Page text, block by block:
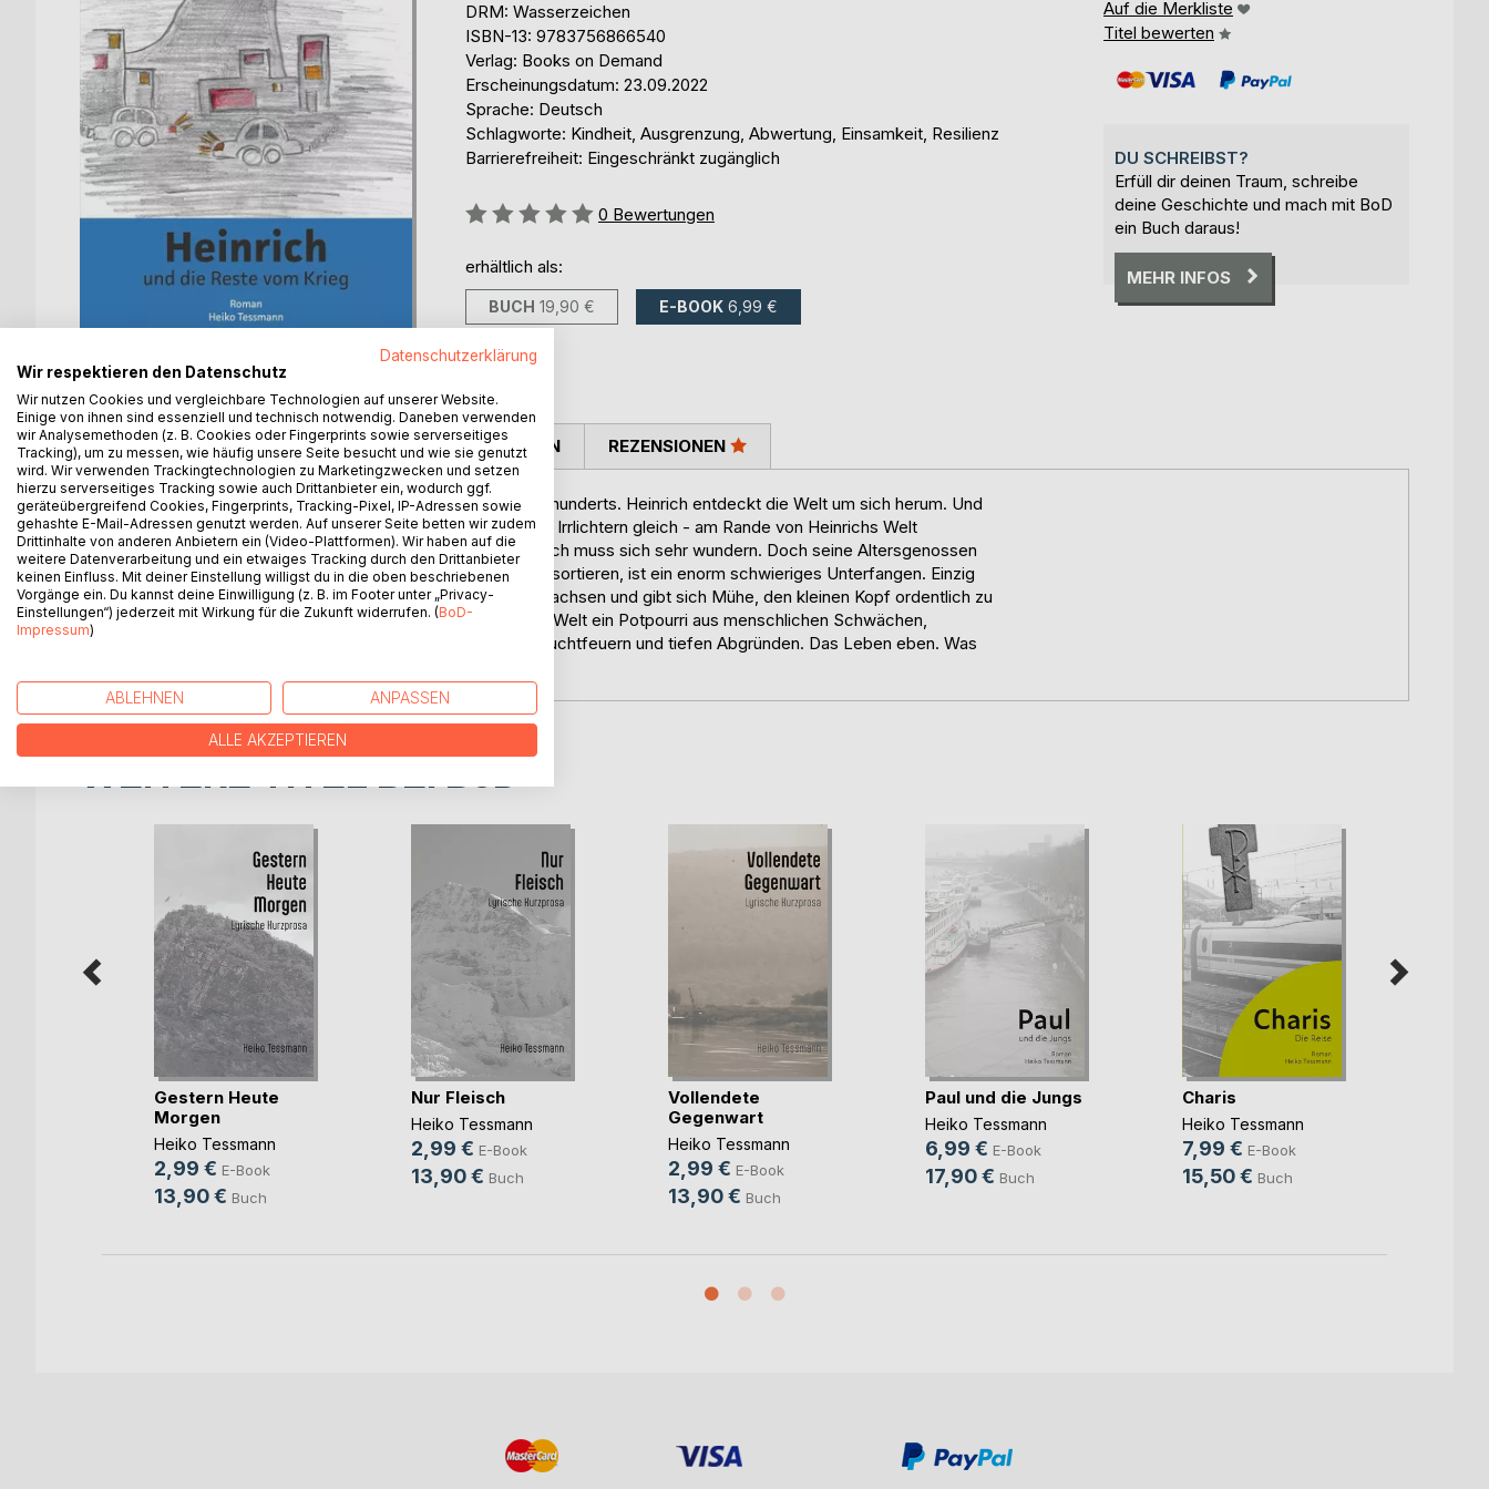
DRM: Wasserzeichen
ISBN-13: 9783756866540
Verlag: Books on Demand
Erscheinungsdatum: 23.09.2022
Sprache: Deutsch
Schlagworte: Kindheit, Ausgrenzung, Abwertung, Einsamkeit, Resilienz
Barrierefreiheit: Eingeschränkt zugänglich
Bewertung::
0 Bewertungen
erhältlich als:
BUCH 19,90 € E-BOOK 6,99 €
Auf die Merkliste
Titel bewerten
DU SCHREIBST?
Erfüll dir deinen Traum, schreibe
deine Geschichte und mach mit BoD
ein Buch daraus!
MEHR INFOS
BESCHREIBUNG
^Irgendwann gegen Ende der 60er-Jahre des letzten Jahrhunderts. Heinrich entdeckt die Welt um sich herum. Und
dabei allerlei seltsame Erwachsene, die offenbar - kleinen Irrlichtern gleich - am Rande von Heinrichs Welt
umherstreifen oder auch mal mittendurch trampeln. Heinrich muss sich sehr wundern. Doch seine Altersgenossen
hinterlassen selten einen besseren Eindruck. Das alles zu sortieren, ist ein enorm schwieriges Unterfangen. Einzig
Heinrichs Mutter ist den wirren Situationen ab und zu gewachsen und gibt sich Mühe, den kleinen Kopf ordentlich zu
halten. Aber das klappt auch nicht immer. So ist Heinrichs Welt ein Potpourri aus menschlichen Schwächen,
schwachen und manchmal starken Menschen, kleinen Leuchtfeuern und tiefen Abgründen. Das Leben eben. Was
AUTOR/IN PRESSESTIMMEN REZENSIONEN
Gestern Heute
Morgen
Heiko Tessmann
2,99 € E-Book
13,90 € Buch
Nur Fleisch
Heiko Tessmann
2,99 € E-Book
13,90 € Buch
Vollendete
Gegenwart
Heiko Tessmann
2,99 € E-Book
13,90 € Buch
Paul und die Jungs
Heiko Tessmann
6,99 € E-Book
17,90 € Buch
Charis
Heiko Tessmann
7,99 € E-Book
15,50 € Buch
Datenschutzerklärung
Wir respektieren den Datenschutz
Wir nutzen Cookies und vergleichbare Technologien auf unserer Website.
Einige von ihnen sind essenziell und technisch notwendig. Daneben verwenden
wir Analysemethoden (z. B. Cookies oder Fingerprints sowie serverseitiges
Tracking), um zu messen, wie häufig unsere Seite besucht und wie sie genutzt
wird. Wir verwenden Trackingtechnologien zu Marketingzwecken und setzen
hierzu serverseitiges Tracking sowie auch Drittanbieter ein, wodurch ggf.
geräteübergreifend Cookies, Fingerprints, Tracking-Pixel, IP-Adressen sowie
gehashte E-Mail-Adressen genutzt werden. Auf unserer Seite betten wir zudem
Drittinhalte von anderen Anbietern ein (Video-Plattformen). Wir haben auf die
weitere Datenverarbeitung und ein etwaiges Tracking durch den Drittanbieter
keinen Einfluss. Mit deiner Einstellung willigst du in die oben beschriebenen
Vorgänge ein. Du kannst deine Einwilligung (z. B. im Footer unter „Privacy-
Einstellungen“) jederzeit mit Wirkung für die Zukunft widerrufen. (BoD-
Impressum)
ABLEHNEN ANPASSEN
ALLE AKZEPTIEREN